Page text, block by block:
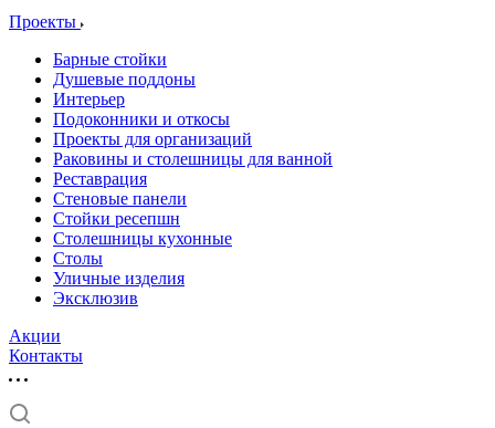
Проекты
Барные стойки
Душевые поддоны
Интерьер
Подоконники и откосы
Проекты для организаций
Раковины и столешницы для ванной
Реставрация
Стеновые панели
Стойки ресепшн
Столешницы кухонные
Столы
Уличные изделия
Эксклюзив
Акции
Контакты